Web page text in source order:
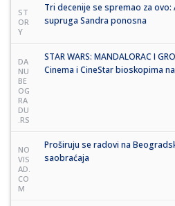
ST
OR
Y
Tri decenije se spremao za
supruga Sandra ponosna
DA
NU
BE
OG
RA
DU
.RS
STAR WARS: MANDALORAC I
Cinema i CineStar bioskopima
NO
VIS
AD.
CO
M
Proširuju se radovi na
saobraćaja